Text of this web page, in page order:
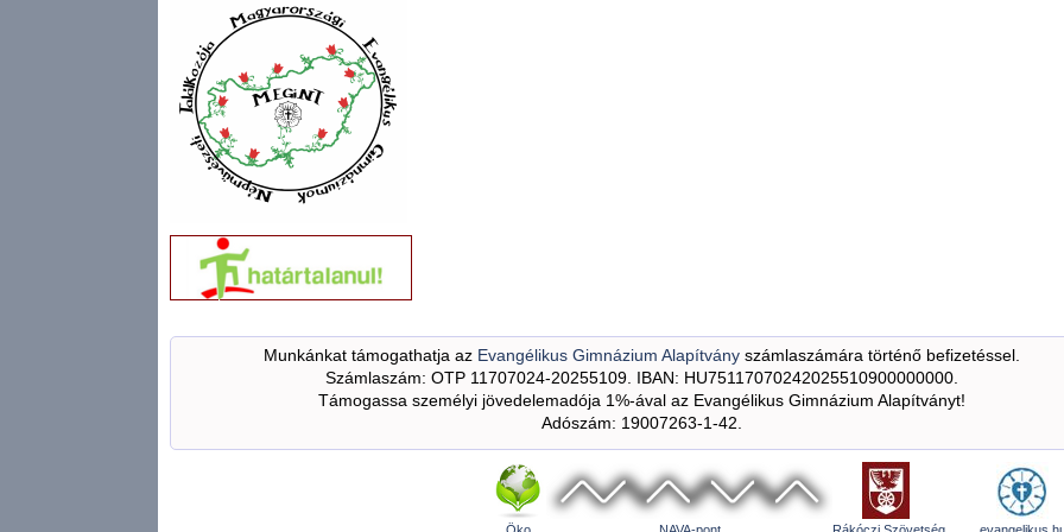
Munkánkat támogathatja az Evangélikus Gimnázium Alapítványszámlaszámára történő befizetéssel.
Számlaszám: OTP 11707024-20255109. IBAN: HU75117070242025510900000000.
Támogassa személyi jövedelemadója 1%-ával az Evangélikus Gimnázium Alapítványt!
Adószám: 19007263-1-42.